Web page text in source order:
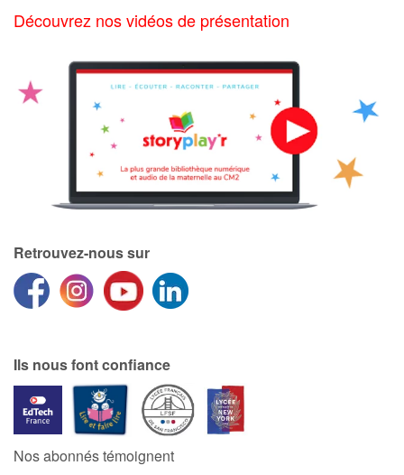
Découvrez nos vidéos de présentation
Retrouvez-nous sur
Ils nous font confiance
Nos abonnés témoignent